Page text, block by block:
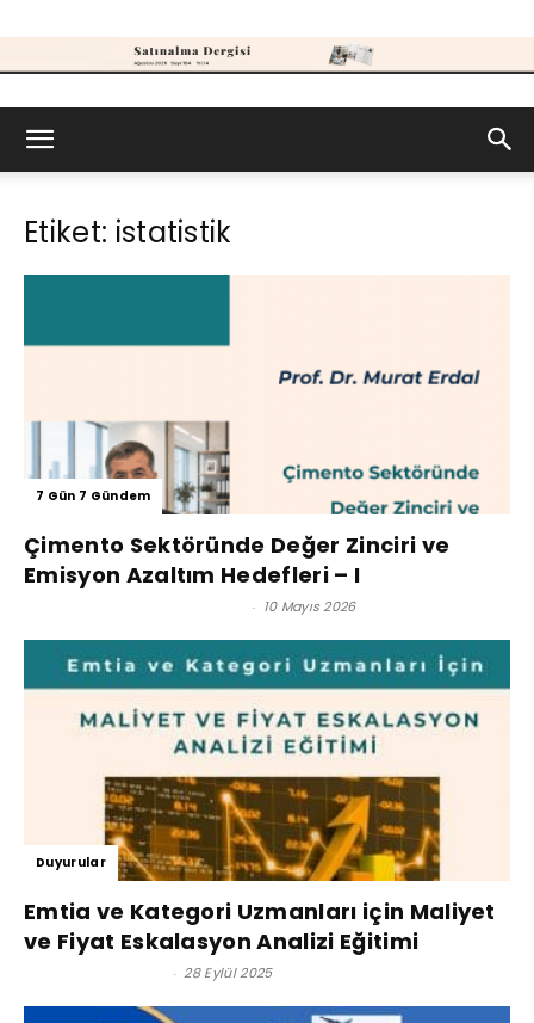
Etiket: istatistik
7 Gün 7 Gündem
Çimento Sektöründe Değer Zinciri ve
Emisyon Azaltım Hedefleri – I
- 10 Mayıs 2026
Duyurular
Emtia ve Kategori Uzmanları için Maliyet
ve Fiyat Eskalasyon Analizi Eğitimi
- 28 Eylül 2025